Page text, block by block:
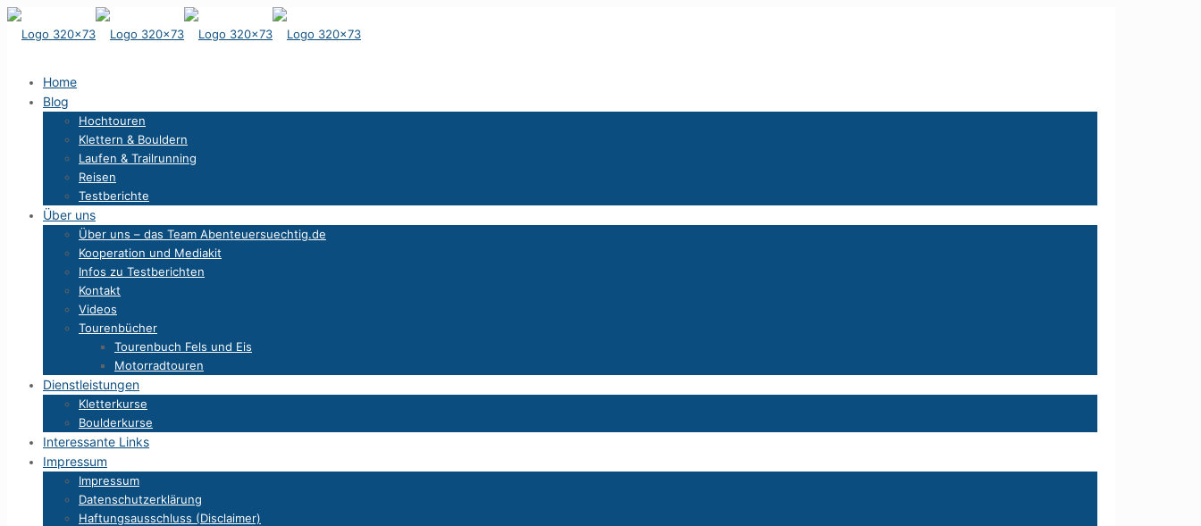
Home
Blog
Hochtouren
Klettern & Bouldern
Laufen & Trailrunning
Reisen
Testberichte
Über uns
Über uns – das Team Abenteuersuechtig.de
Kooperation und Mediakit
Infos zu Testberichten
Kontakt
Videos
Tourenbücher
Tourenbuch Fels und Eis
Motorradtouren
Dienstleistungen
Kletterkurse
Boulderkurse
Interessante Links
Impressum
Impressum
Datenschutzerklärung
Haftungsausschluss (Disclaimer)